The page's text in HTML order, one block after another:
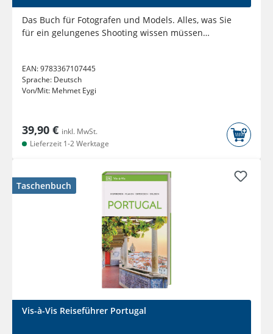
Das Buch für Fotografen und Models. Alles, was Sie
für ein gelungenes Shooting wissen müssen
EAN:9783367107445
Sprache: Deutsch
Von/Mit: Mehmet Eygi
39,90 € inkl. MwSt.
Lieferzeit 1-2 Werktage
Taschenbuch
Vis-à-Vis Reiseführer Portugal